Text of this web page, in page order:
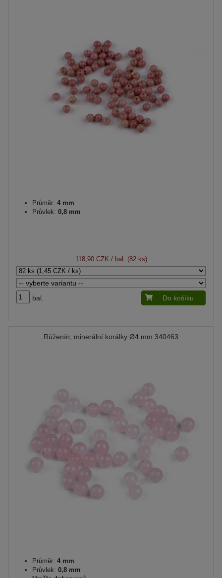
Průměr: 4 mm
Průvlek: 0,8 mm
118,90 CZK / bal. (82 ks)
bal. Do košíku
Růženín, minerální korálky Ø4 mm 340463
Průměr: 4 mm
Průvlek: 0,8 mm